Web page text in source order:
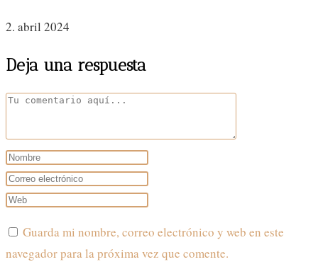
2. abril 2024
Deja una respuesta
Comentario
Introduce
tu
nombre
nombre
de
Introduce
tu
de
correo
Introduce
URL
de
Guarda mi nombre, correo electrónico y web en este
navegador para la próxima vez que comente.